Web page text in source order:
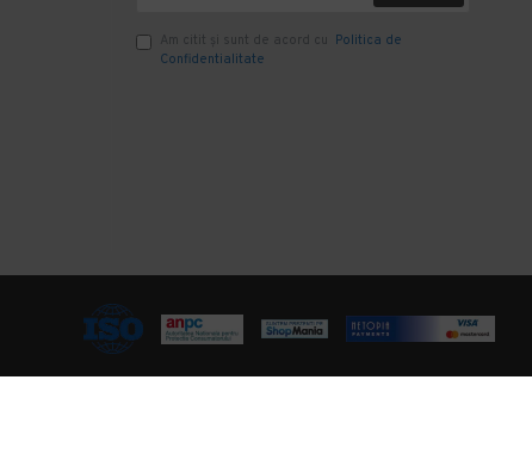
Am citit şi sunt de acord cu Politica de
Confidentialitate